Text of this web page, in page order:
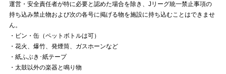
運営・安全責任者が特に必要と認めた場合を除き、Jリーグ統一禁止事項の
持ち込み禁止物および次の各号に掲げる物を施設に持ち込むことはできませ
ん。
・ビン・缶（ペットボトルは可）
・花火、爆竹、発煙筒、ガスホーンなど
・紙ふぶき･紙テープ
・太鼓以外の楽器と鳴り物